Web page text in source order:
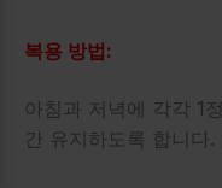
복용 방법:
아침과 저녁에 각각 1
간 유지하도록 합니다.